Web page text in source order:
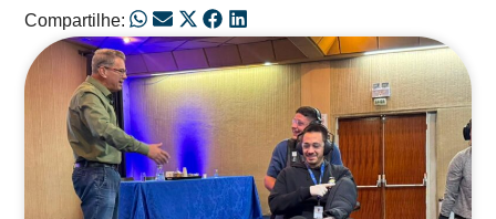
Compartilhe:
Posts Relacionados